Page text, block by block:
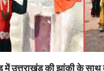
में उत्तराखंड की झांकी के साथ